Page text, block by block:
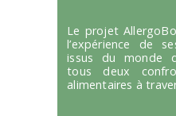
Le projet
l’expérience de
issus du monde
tous deux
alimentaires à